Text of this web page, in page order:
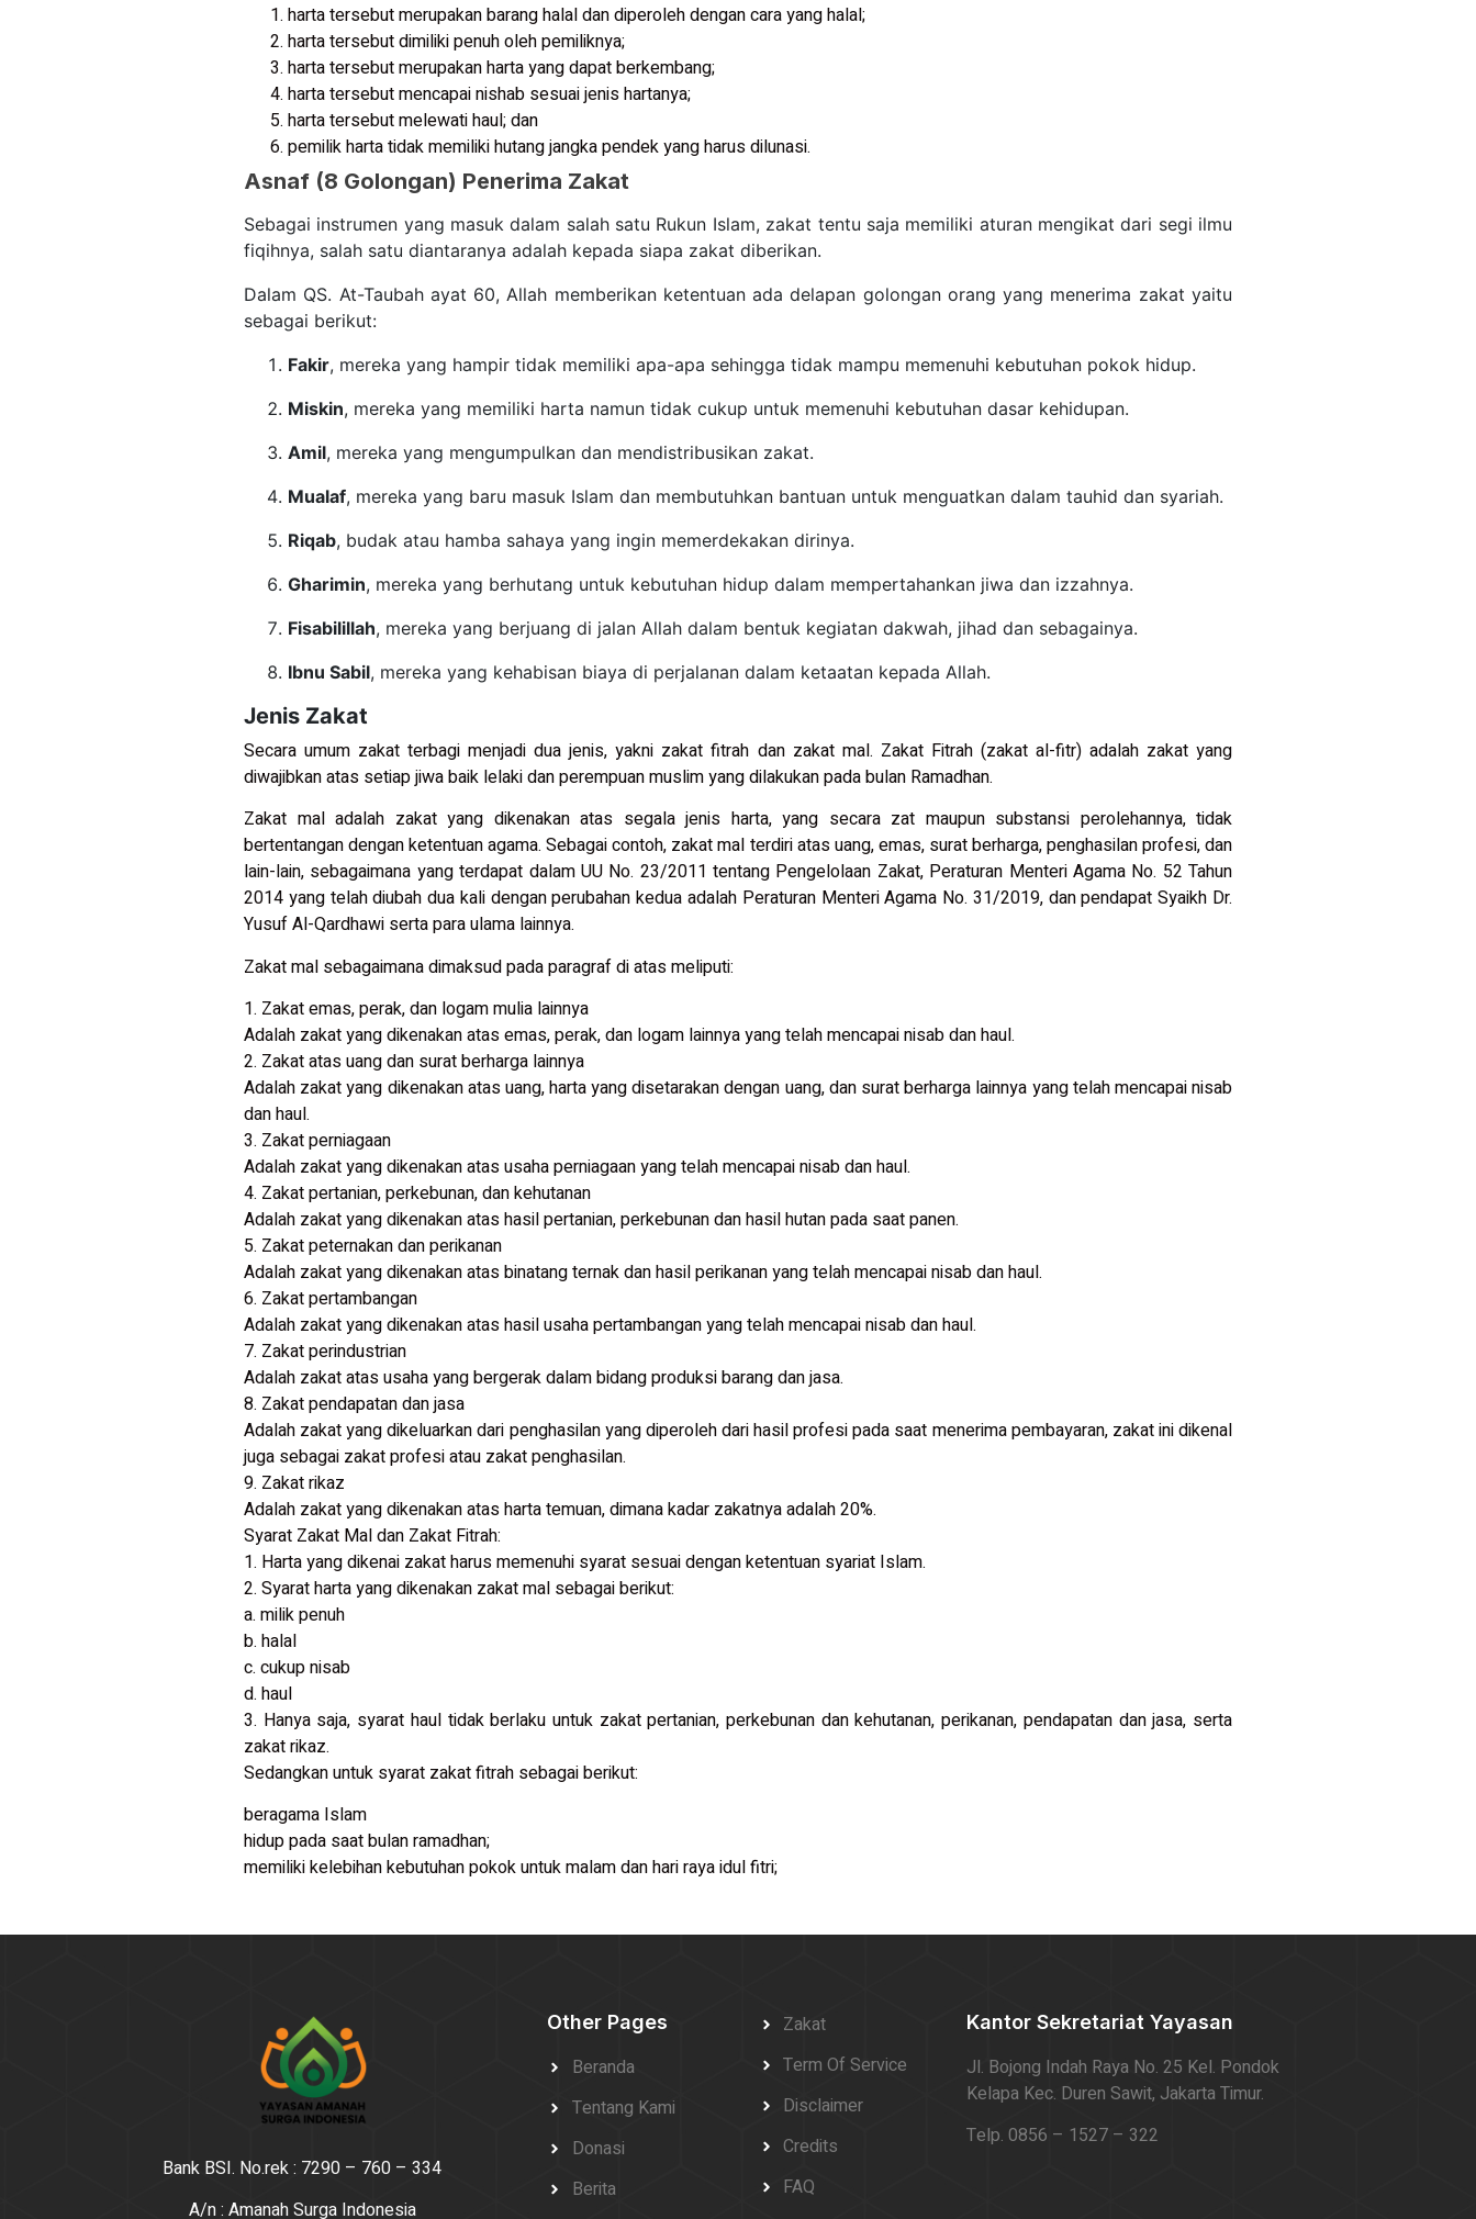
harta tersebut merupakan barang halal dan diperoleh dengan cara yang halal;
harta tersebut dimiliki penuh oleh pemiliknya;
harta tersebut merupakan harta yang dapat berkembang;
harta tersebut mencapai nishab sesuai jenis hartanya;
harta tersebut melewati haul; dan
pemilik harta tidak memiliki hutang jangka pendek yang harus dilunasi.
Asnaf (8 Golongan) Penerima Zakat
Sebagai instrumen yang masuk dalam salah satu Rukun Islam, zakat tentu saja memiliki aturan mengikat dari segi ilmu
fiqihnya, salah satu diantaranya adalah kepada siapa zakat diberikan.
Dalam QS. At-Taubah ayat 60, Allah memberikan ketentuan ada delapan golongan orang yang menerima zakat yaitu
sebagai berikut:
Fakir, mereka yang hampir tidak memiliki apa-apa sehingga tidak mampu memenuhi kebutuhan pokok hidup.
Miskin, mereka yang memiliki harta namun tidak cukup untuk memenuhi kebutuhan dasar kehidupan.
Amil, mereka yang mengumpulkan dan mendistribusikan zakat.
Mualaf, mereka yang baru masuk Islam dan membutuhkan bantuan untuk menguatkan dalam tauhid dan syariah.
Riqab, budak atau hamba sahaya yang ingin memerdekakan dirinya.
Gharimin, mereka yang berhutang untuk kebutuhan hidup dalam mempertahankan jiwa dan izzahnya.
Fisabilillah, mereka yang berjuang di jalan Allah dalam bentuk kegiatan dakwah, jihad dan sebagainya.
Ibnu Sabil, mereka yang kehabisan biaya di perjalanan dalam ketaatan kepada Allah.
Jenis Zakat
Secara umum zakat terbagi menjadi dua jenis, yakni zakat fitrah dan zakat mal. Zakat Fitrah (zakat al-fitr) adalah zakat yang
diwajibkan atas setiap jiwa baik lelaki dan perempuan muslim yang dilakukan pada bulan Ramadhan.
Zakat mal adalah zakat yang dikenakan atas segala jenis harta, yang secara zat maupun substansi perolehannya, tidak
bertentangan dengan ketentuan agama. Sebagai contoh, zakat mal terdiri atas uang, emas, surat berharga, penghasilan profesi, dan
lain-lain, sebagaimana yang terdapat dalam UU No. 23/2011 tentang Pengelolaan Zakat, Peraturan Menteri Agama No. 52 Tahun
2014 yang telah diubah dua kali dengan perubahan kedua adalah Peraturan Menteri Agama No. 31/2019, dan pendapat Syaikh Dr.
Yusuf Al-Qardhawi serta para ulama lainnya.
Zakat mal sebagaimana dimaksud pada paragraf di atas meliputi:
1. Zakat emas, perak, dan logam mulia lainnya
Adalah zakat yang dikenakan atas emas, perak, dan logam lainnya yang telah mencapai nisab dan haul.
2. Zakat atas uang dan surat berharga lainnya
Adalah zakat yang dikenakan atas uang, harta yang disetarakan dengan uang, dan surat berharga lainnya yang telah mencapai nisab
dan haul.
3. Zakat perniagaan
Adalah zakat yang dikenakan atas usaha perniagaan yang telah mencapai nisab dan haul.
4. Zakat pertanian, perkebunan, dan kehutanan
Adalah zakat yang dikenakan atas hasil pertanian, perkebunan dan hasil hutan pada saat panen.
5. Zakat peternakan dan perikanan
Adalah zakat yang dikenakan atas binatang ternak dan hasil perikanan yang telah mencapai nisab dan haul.
6. Zakat pertambangan
Adalah zakat yang dikenakan atas hasil usaha pertambangan yang telah mencapai nisab dan haul.
7. Zakat perindustrian
Adalah zakat atas usaha yang bergerak dalam bidang produksi barang dan jasa.
8. Zakat pendapatan dan jasa
Adalah zakat yang dikeluarkan dari penghasilan yang diperoleh dari hasil profesi pada saat menerima pembayaran, zakat ini dikenal
juga sebagai zakat profesi atau zakat penghasilan.
9. Zakat rikaz
Adalah zakat yang dikenakan atas harta temuan, dimana kadar zakatnya adalah 20%.
Syarat Zakat Mal dan Zakat Fitrah:
1. Harta yang dikenai zakat harus memenuhi syarat sesuai dengan ketentuan syariat Islam.
2. Syarat harta yang dikenakan zakat mal sebagai berikut:
a. milik penuh
b. halal
c. cukup nisab
d. haul
3. Hanya saja, syarat haul tidak berlaku untuk zakat pertanian, perkebunan dan kehutanan, perikanan, pendapatan dan jasa, serta
zakat rikaz.
Sedangkan untuk syarat zakat fitrah sebagai berikut:
beragama Islam
hidup pada saat bulan ramadhan;
memiliki kelebihan kebutuhan pokok untuk malam dan hari raya idul fitri;
Bank BSI. No.rek : 7290 – 760 – 334
A/n : Amanah Surga Indonesia
Other Pages
Beranda
Tentang Kami
Donasi
Berita
Zakat
Term Of Service
Disclaimer
Credits
FAQ
Kantor Sekretariat Yayasan
Jl. Bojong Indah Raya No. 25 Kel. Pondok
Kelapa Kec. Duren Sawit, Jakarta Timur.
Telp. 0856 – 1527 – 322